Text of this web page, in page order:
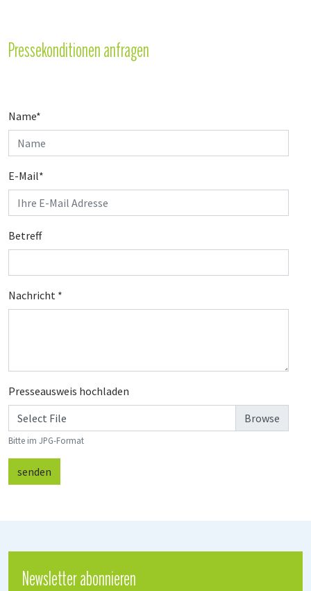
Pressekonditionen anfragen
Name*
E-Mail*
Betreff
Nachricht *
Presseausweis hochladen
Select File
Bitte im JPG-Format
senden
Newsletter abonnieren